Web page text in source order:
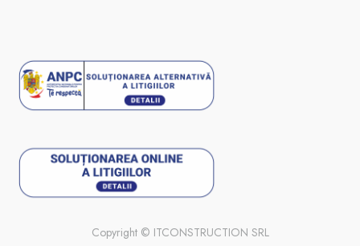
Copyright © ITCONSTRUCTION SRL